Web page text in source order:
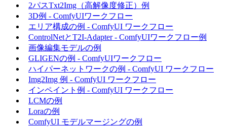
2パスTxt2Img（高解像度修正）例
3D例 - ComfyUIワークフロー
エリア構成の例 - ComfyUI ワークフロー
ControlNetとT2I-Adapter - ComfyUIワークフロー例
画像編集モデルの例
GLIGENの例 - ComfyUIワークフロー
ハイパーネットワークの例 - ComfyUI ワークフロー
Img2Img 例 - ComfyUI ワークフロー
インペイント例 - ComfyUI ワークフロー
LCMの例
Loraの例
ComfyUI モデルマージングの例